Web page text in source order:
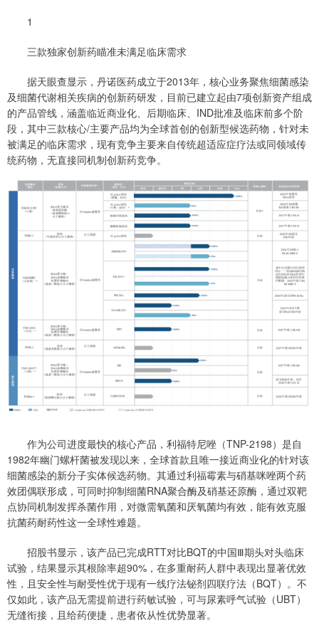
1
三款独家创新药瞄准未满足临床需求
据天眼查显示，丹诺医药成立于2013年，核心业务聚焦细菌感染
及细菌代谢相关疾病的创新药研发，目前已建立起由7项创新资产组成
的产品管线，涵盖临近商业化、后期临床、IND批准及临床前多个阶
段，其中三款核心/主要产品均为全球首创的创新型候选药物，针对未
被满足的临床需求，现有竞争主要来自传统超适应症疗法或同领域传
统药物，无直接同机制创新药竞争。
作为公司进度最快的核心产品，利福特尼唑（TNP-2198）是自
1982年幽门螺杆菌被发现以来，全球首款且唯一接近商业化的针对该
细菌感染的新分子实体候选药物。其通过利福霉素与硝基咪唑两个药
效团偶联形成，可同时抑制细菌RNA聚合酶及硝基还原酶，通过双靶
点协同机制发挥杀菌作用，对微需氧菌和厌氧菌均有效，能有效克服
抗菌药耐药性这一全球性难题。
招股书显示，该产品已完成RTT对比BQT的中国Ⅲ期头对头临床
试验，结果显示其根除率超90%，在多重耐药人群中表现出显著优效
性，且安全性与耐受性优于现有一线疗法铋剂四联疗法（BQT）。不
仅如此，该产品无需提前进行药敏试验，可与尿素呼气试验（UBT）
无缝衔接，且给药便捷，患者依从性优势显著。